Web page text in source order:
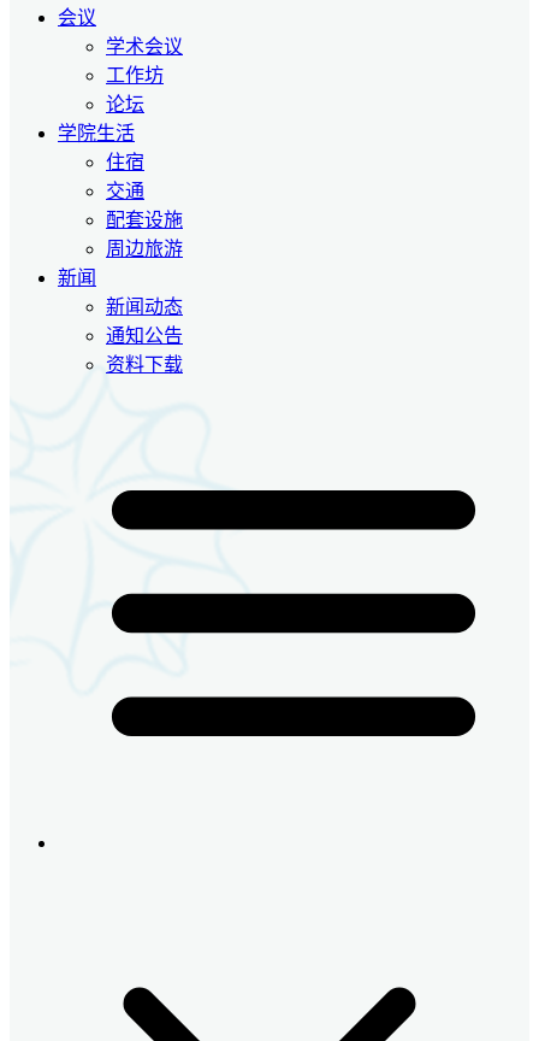
会议
学术会议
工作坊
论坛
学院生活
住宿
交通
配套设施
周边旅游
新闻
新闻动态
通知公告
资料下载